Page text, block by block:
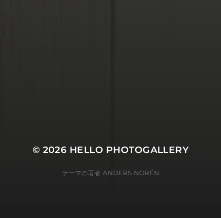
© 2026 HELLO PHOTOGALLERY
テーマの著者 ANDERS NORÉN